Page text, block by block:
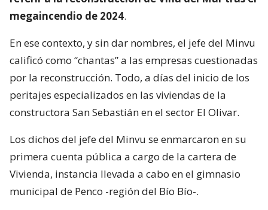
megaincendio de 2024.
En ese contexto, y sin dar nombres, el jefe del Minvu
calificó como “chantas” a las empresas cuestionadas
por la reconstrucción. Todo, a días del inicio de los
peritajes especializados en las viviendas de la
constructora San Sebastián en el sector El Olivar.
Los dichos del jefe del Minvu se enmarcaron en su
primera cuenta pública a cargo de la cartera de
Vivienda, instancia llevada a cabo en el gimnasio
municipal de Penco -región del Bío Bío-.